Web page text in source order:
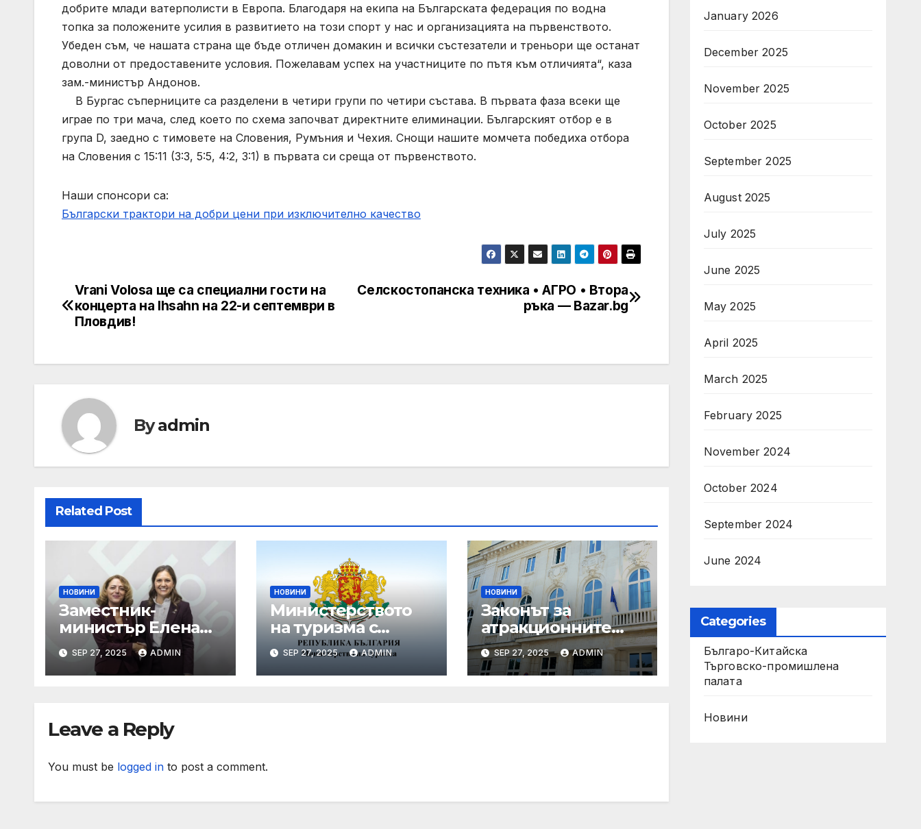
добрите млади ватерполисти в Европа. Благодаря на екипа на Българската федерация по водна
топка за положените усилия в развитието на този спорт у нас и организацията на първенството.
Убеден съм, че нашата страна ще бъде отличен домакин и всички състезатели и треньори ще останат
доволни от предоставените условия. Пожелавам успех на участниците по пътя към отличията“, каза
зам.-министър Андонов.
В Бургас съперниците са разделени в четири групи по четири състава. В първата фаза всеки ще
играе по три мача, след което по схема започват директните елиминации. Българският отбор е в
група D, заедно с тимовете на Словения, Румъния и Чехия. Снощи нашите момчета победиха отбора
на Словения с 15:11 (3:3, 5:5, 4:2, 3:1) в първата си среща от първенството.
Наши спонсори са:
Български трактори на добри цени при изключително качество
Post
navigation
Селскостопанска техника • АГРО • Втора
ръка — Bazar.bg
Vrani Volosa ще са специални гости на
концерта на Ihsahn на 22-и септември в
Пловдив!
Byadmin
Related Post
НОВИНИ
Заместник-
министър Елена
Шекерлетова
представи
българската
заседание на
въпроси“ в
SEP 27, 2025 ADMIN
НОВИНИ
Министерството
на туризма с
поредни мащабни
координирани
проверки през
SEP 27, 2025 ADMIN
НОВИНИ
Законът за
атракционните
услуги е
публикуван за
обществено
SEP 27, 2025 ADMIN
Leave a Reply
You must be logged in to post a comment.
January 2026
December 2025
November 2025
October 2025
September 2025
August 2025
July 2025
June 2025
May 2025
April 2025
March 2025
February 2025
November 2024
October 2024
September 2024
June 2024
Categories
Българо-Китайска
Търговско-промишлена
палaта
Новини